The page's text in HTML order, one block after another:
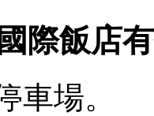
際飯店
車場。